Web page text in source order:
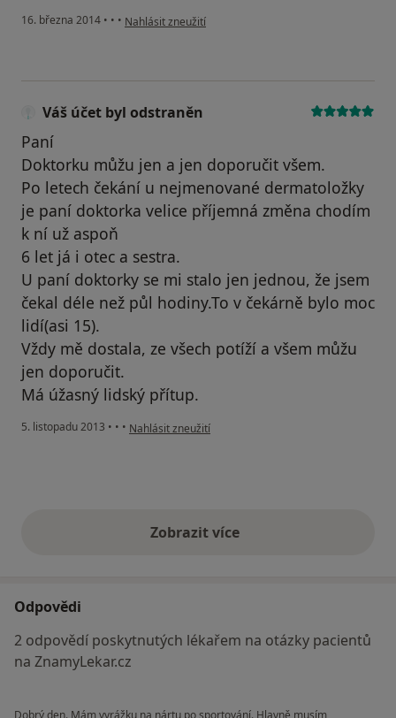
16. března 2014 • • • podle názoru uživatele Váš účet byl odstraněn
Nahlásit zneužití
Váš účet byl odstraněn
Paní
Doktorku můžu jen a jen doporučit všem.
Po letech čekání u nejmenované dermatoložky
je paní doktorka velice příjemná změna chodím
k ní už aspoň
6 let já i otec a sestra.
U paní doktorky se mi stalo jen jednou, že jsem
čekal déle než půl hodiny.To v čekárně bylo moc
lidí(asi 15).
Vždy mě dostala, ze všech potíží a všem můžu
jen doporučit.
Má úžasný lidský přítup.
5. listopadu 2013 • • • podle názoru uživatele Váš účet byl odstraněn
Nahlásit zneužití
Zobrazit vícevýše uvedené názory
Odpovědi
2 odpovědí poskytnutých lékařem na otázky pacientů
na ZnamyLekar.cz